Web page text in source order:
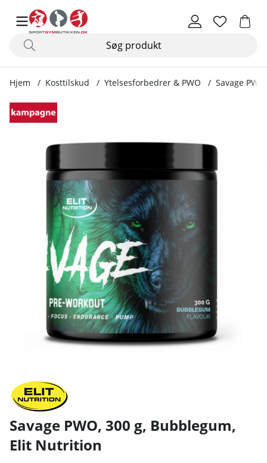
Hjem Kosttilskud Ytelsesforbedrer & PWO Savage
Produktbilleder Savage PWO, 300 g
Savage PWO, 300 g, Bubblegum,
Elit Nutrition